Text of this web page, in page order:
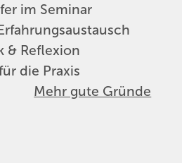
im Seminar
& Reflexion
die Praxis
Mehr gute Gründe